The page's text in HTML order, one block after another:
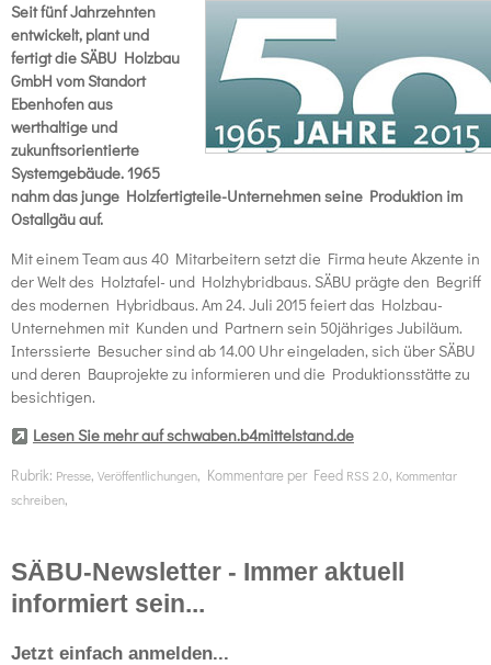
Seit fünf Jahrzehnten
entwickelt, plant und
fertigt die SÄBU Holzbau
GmbH vom Standort
Ebenhofen aus
werthaltige und
zukunftsorientierte
Systemgebäude. 1965
nahm das junge Holzfertigteile-Unternehmen seine Produktion im
Ostallgäu auf.
Mit einem Team aus 40 Mitarbeitern setzt die Firma heute Akzente in
der Welt des Holztafel- und Holzhybridbaus. SÄBU prägte den Begriff
des modernen Hybridbaus. Am 24. Juli 2015 feiert das Holzbau-
Unternehmen mit Kunden und Partnern sein 50jähriges Jubiläum.
Interssierte Besucher sind ab 14.00 Uhr eingeladen, sich über SÄBU
und deren Bauprojekte zu informieren und die Produktionsstätte zu
besichtigen.
Lesen Sie mehr auf schwaben.b4mittelstand.de
Rubrik: Presse, Veröffentlichungen, Kommentare per Feed RSS 2.0, Kommentar
schreiben,
SÄBU-Newsletter - Immer aktuell
informiert sein...
Jetzt einfach anmelden...